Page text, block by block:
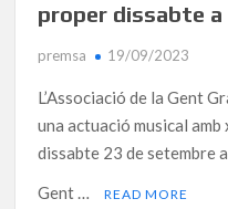
proper dissabte
premsa 19/09/2023
L’Associació de la Gent
una actuació musical
dissabte 23 de setembre
Gent …
READ MORE